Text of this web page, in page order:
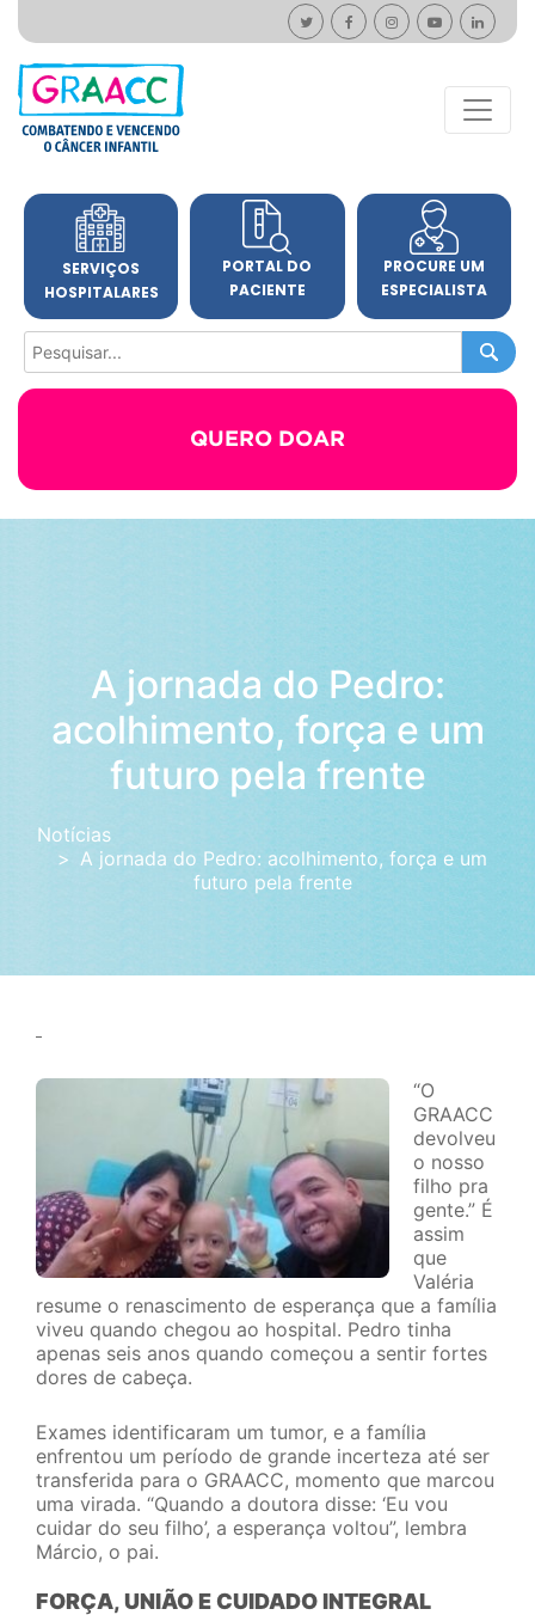
SERVIÇOS
HOSPITALARES
PORTAL DO
PACIENTE
PROCURE UM
ESPECIALISTA
QUERO DOAR
A jornada do Pedro:
acolhimento, força e um
futuro pela frente
Notícias
A jornada do Pedro: acolhimento, força e um
futuro pela frente
“O
GRAACC
devolveu
o nosso
filho pra
gente.” É
assim
que
Valéria
resume o renascimento de esperança que a família
viveu quando chegou ao hospital. Pedro tinha
apenas seis anos quando começou a sentir fortes
dores de cabeça.
Exames identificaram um tumor, e a família
enfrentou um período de grande incerteza até ser
transferida para o GRAACC, momento que marcou
uma virada. “Quando a doutora disse: ‘Eu vou
cuidar do seu filho’, a esperança voltou”, lembra
Márcio, o pai.
FORÇA, UNIÃO E CUIDADO INTEGRAL